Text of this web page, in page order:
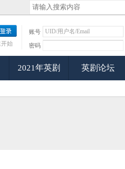
账号
密码
始
2021年英剧 英剧论坛